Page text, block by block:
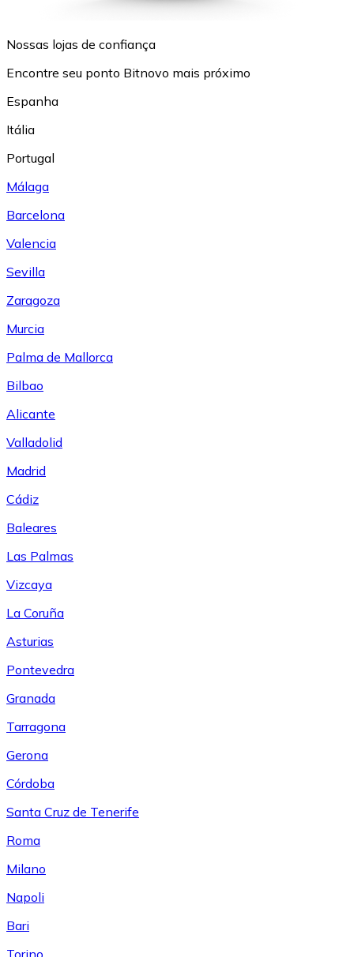
Nossas lojas de confiança
Encontre seu ponto Bitnovo mais próximo
Espanha
Itália
Portugal
Málaga
Barcelona
Valencia
Sevilla
Zaragoza
Murcia
Palma de Mallorca
Bilbao
Alicante
Valladolid
Madrid
Cádiz
Baleares
Las Palmas
Vizcaya
La Coruña
Asturias
Pontevedra
Granada
Tarragona
Gerona
Córdoba
Santa Cruz de Tenerife
Roma
Milano
Napoli
Bari